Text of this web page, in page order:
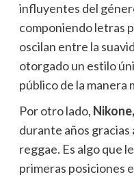
influyentes del
componiendo letras
oscilan entre la
otorgado un estilo
público de la manera
Por otro lado, Nikone,
durante años gracias
reggae. Es algo que
primeras posiciones